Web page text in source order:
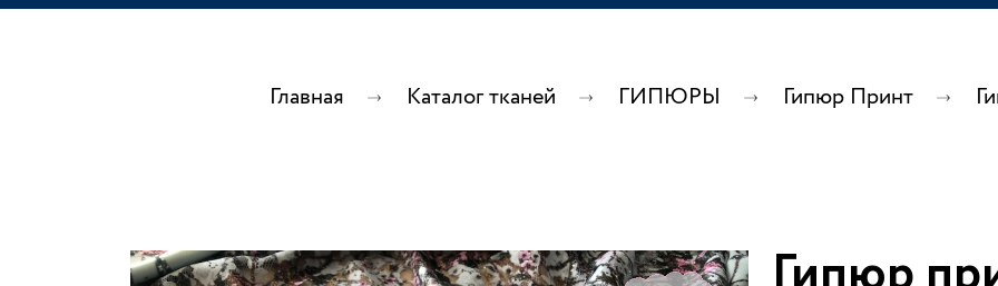
Главная Каталог тканей ГИПЮРЫ Гипюр Принт
Гипюр